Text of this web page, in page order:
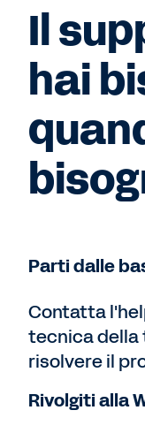
Il
hai
Parti dalle
Contatta
tecnica della
risolvere il
Rivolgiti alla